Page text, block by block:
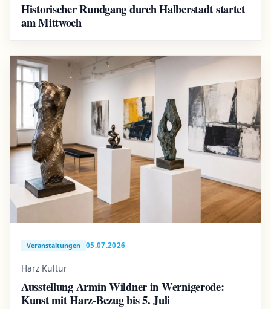
Historischer Rundgang durch Halberstadt startet
am Mittwoch
Veranstaltungen 05.07.2026
Harz Kultur
Ausstellung Armin Wildner in Wernigerode:
Kunst mit Harz-Bezug bis 5. Juli